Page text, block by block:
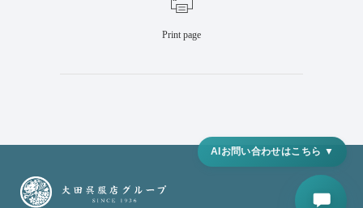
Print page